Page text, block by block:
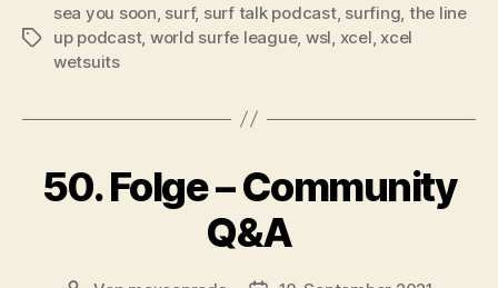
Schlagwörter
sea you soon surf, surf talk podcast, surfing the line
up podcast, world surfe league, wsl xcel xcel
wetsuits
50. Folge – Community
Q&A